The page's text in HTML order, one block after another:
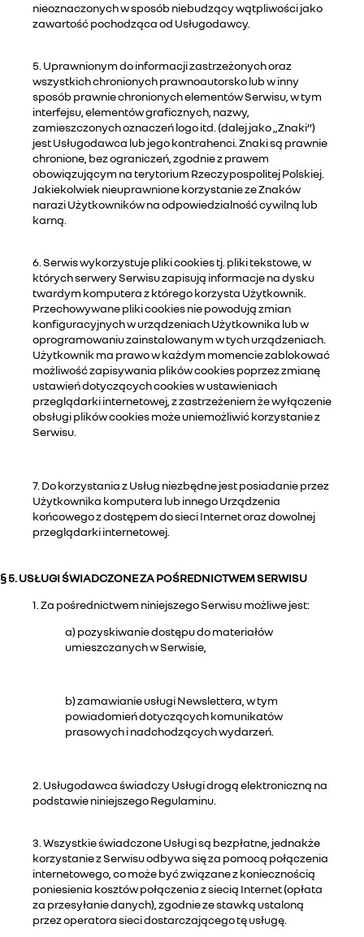
nieoznaczonych w sposób niebudzący wątpliwości jako
zawartość pochodząca od Usługodawcy.
5. Uprawnionym do informacji zastrzeżonych oraz
wszystkich chronionych prawnoautorsko lub w inny
sposób prawnie chronionych elementów Serwisu, w tym
interfejsu, elementów graficznych, nazwy,
zamieszczonych oznaczeń logo itd. (dalej jako „Znaki”)
jest Usługodawca lub jego kontrahenci. Znaki są prawnie
chronione, bez ograniczeń, zgodnie z prawem
obowiązującym na terytorium Rzeczypospolitej Polskiej.
Jakiekolwiek nieuprawnione korzystanie ze Znaków
narazi Użytkowników na odpowiedzialność cywilną lub
karną.
6. Serwis wykorzystuje pliki cookies tj. pliki tekstowe, w
których serwery Serwisu zapisują informacje na dysku
twardym komputera z którego korzysta Użytkownik.
Przechowywane pliki cookies nie powodują zmian
konfiguracyjnych w urządzeniach Użytkownika lub w
oprogramowaniu zainstalowanym w tych urządzeniach.
Użytkownik ma prawo w każdym momencie zablokować
możliwość zapisywania plików cookies poprzez zmianę
ustawień dotyczących cookies w ustawieniach
przeglądarki internetowej, z zastrzeżeniem że wyłączenie
obsługi plików cookies może uniemożliwić korzystanie z
Serwisu.
7. Do korzystania z Usług niezbędne jest posiadanie przez
Użytkownika komputera lub innego Urządzenia
końcowego z dostępem do sieci Internet oraz dowolnej
przeglądarki internetowej.
§ 5. USŁUGI ŚWIADCZONE ZA POŚREDNICTWEM SERWISU
1. Za pośrednictwem niniejszego Serwisu możliwe jest:
a) pozyskiwanie dostępu do materiałów
umieszczanych w Serwisie,
b) zamawianie usługi Newslettera, w tym
powiadomień dotyczących komunikatów
prasowych i nadchodzących wydarzeń.
2. Usługodawca świadczy Usługi drogą elektroniczną na
podstawie niniejszego Regulaminu.
3. Wszystkie świadczone Usługi są bezpłatne, jednakże
korzystanie z Serwisu odbywa się za pomocą połączenia
internetowego, co może być związane z koniecznością
poniesienia kosztów połączenia z siecią Internet (opłata
za przesyłanie danych), zgodnie ze stawką ustaloną
przez operatora sieci dostarczającego tę usługę.